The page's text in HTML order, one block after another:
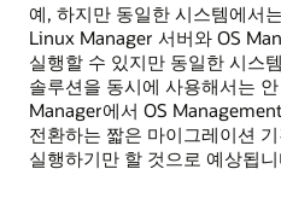
예, 하지만 동일한 시스템에서
Linux Manager 서버와 OS
실행할 수 있지만 동일한 시스
솔루션을 동시에 사용해서는
Manager에서 OS
전환하는 짧은 마이그레이션
실행하기만 할 것으로 예상됩